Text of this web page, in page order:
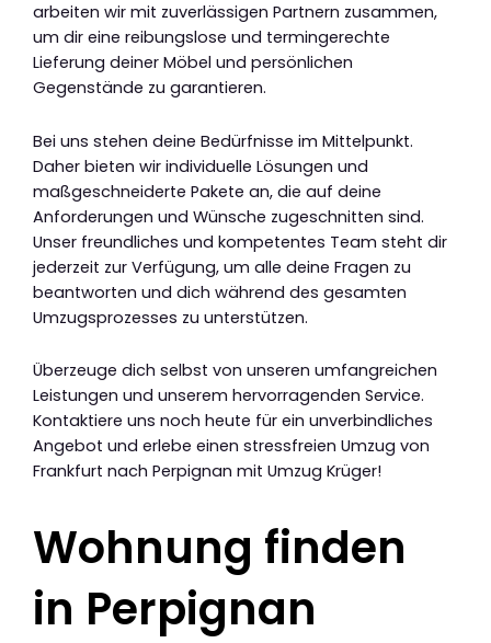
arbeiten wir mit zuverlässigen Partnern zusammen,
um dir eine reibungslose und termingerechte
Lieferung deiner Möbel und persönlichen
Gegenstände zu garantieren.
Bei uns stehen deine Bedürfnisse im Mittelpunkt.
Daher bieten wir individuelle Lösungen und
maßgeschneiderte Pakete an, die auf deine
Anforderungen und Wünsche zugeschnitten sind.
Unser freundliches und kompetentes Team steht dir
jederzeit zur Verfügung, um alle deine Fragen zu
beantworten und dich während des gesamten
Umzugsprozesses zu unterstützen.
Überzeuge dich selbst von unseren umfangreichen
Leistungen und unserem hervorragenden Service.
Kontaktiere uns noch heute für ein unverbindliches
Angebot und erlebe einen stressfreien Umzug von
Frankfurt nach Perpignan mit Umzug Krüger!
Wohnung finden
in Perpignan